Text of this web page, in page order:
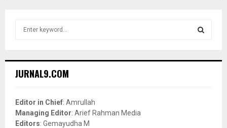
h
o
r
:
JURNAL9.COM
Editor in Chief: Amrullah
Managing Editor: Arief Rahman Media
Editors: Gemayudha M